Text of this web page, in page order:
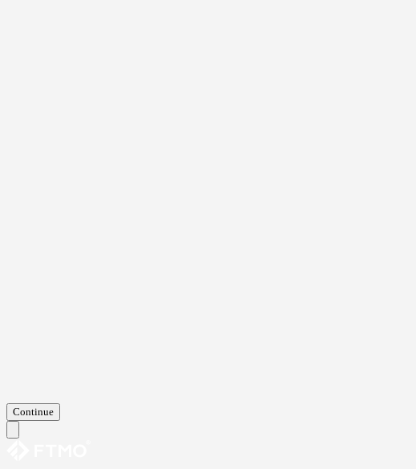
Continue